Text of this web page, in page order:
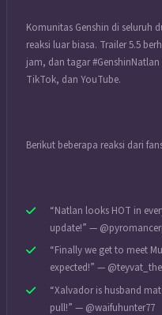
Komunitas Genshin di seluruh
reaksi luar biasa. Trailer 5.5
jam, dan tagar
TikTok, dan YouTube.
Berikut beberapa reaksi dari
“Natlan looks HOT in
update!” —
“Finally we get to meet
expected!” —
“Xalvador is husband
pull!” — @waifuhunter77